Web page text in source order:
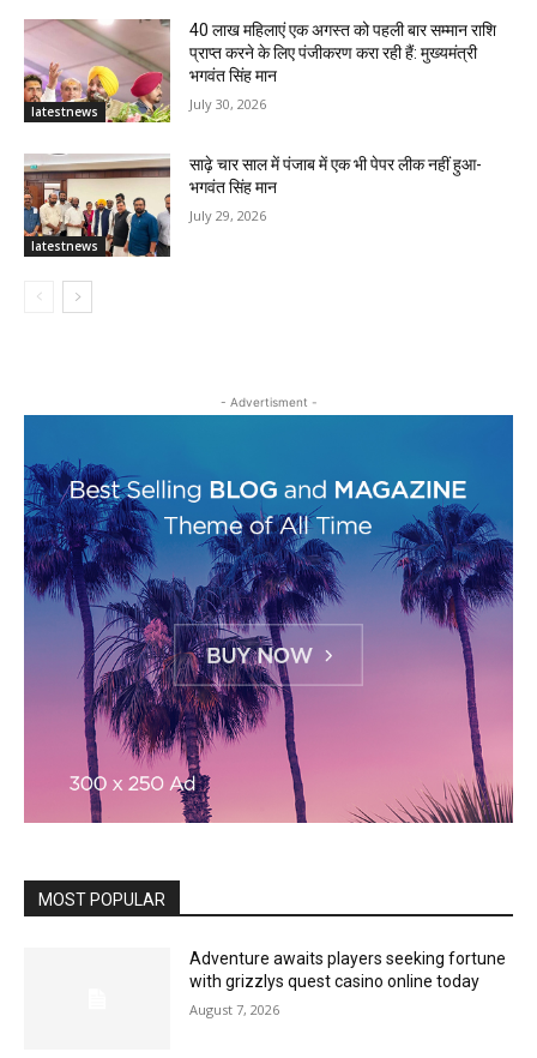
latestnews
40 लाख महिलाएं एक अगस्त को पहली बार सम्मान राशि
प्राप्त करने के लिए पंजीकरण करा रही हैं: मुख्यमंत्री
भगवंत सिंह मान
July 30, 2026
latestnews
साढ़े चार साल में पंजाब में एक भी पेपर लीक नहीं हुआ-
भगवंत सिंह मान
July 29, 2026
- Advertisment -
MOST POPULAR
Adventure awaits players seeking fortune
with grizzlys quest casino online today
August 7, 2026